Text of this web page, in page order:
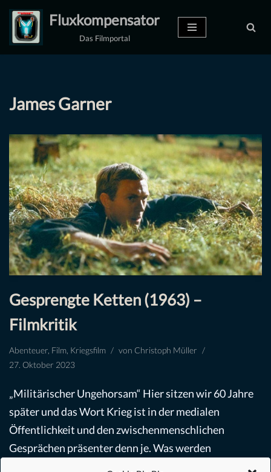
Zum
Inhalt
Fluxkompensator
Das Filmportal
James Garner
Gesprengte Ketten (1963) –
Filmkritik
Abenteuer Film Kriegsfilm von Christoph Müller
27. Oktober 2023
„Militärischer Ungehorsam“ Hier sitzen wir 60 Jahre
später und das Wort Krieg ist in der medialen
Öffentlichkeit und den zwischenmenschlichen
Gesprächen präsenter denn je. Was werden